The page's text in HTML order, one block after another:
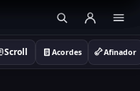
Scroll Acordes Afinador